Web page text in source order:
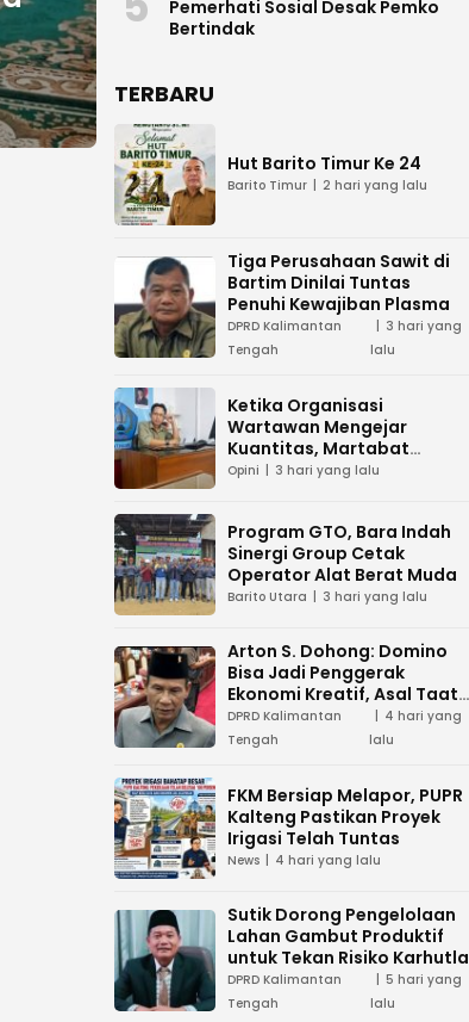
Pemerhati Sosial Desak Pemko
Bertindak
TERBARU
Hut Barito Timur Ke 24
Barito Timur 2 hari yang lalu
Tiga Perusahaan Sawit di
Bartim Dinilai Tuntas
Penuhi Kewajiban Plasma
DPRD Kalimantan
Tengah
3 hari yang
lalu
Ketika Organisasi
Wartawan Mengejar
Kuantitas, Martabat
Profesi Menjadi Taruhan
Opini 3 hari yang lalu
Program GTO, Bara Indah
Sinergi Group Cetak
Operator Alat Berat Muda
Barito Utara 3 hari yang lalu
Arton S. Dohong: Domino
Bisa Jadi Penggerak
Ekonomi Kreatif, Asal Taat
Aturan
DPRD Kalimantan
Tengah
4 hari yang
lalu
FKM Bersiap Melapor, PUPR
Kalteng Pastikan Proyek
Irigasi Telah Tuntas
News 4 hari yang lalu
Sutik Dorong Pengelolaan
Lahan Gambut Produktif
untuk Tekan Risiko Karhutla
DPRD Kalimantan
Tengah
5 hari yang
lalu